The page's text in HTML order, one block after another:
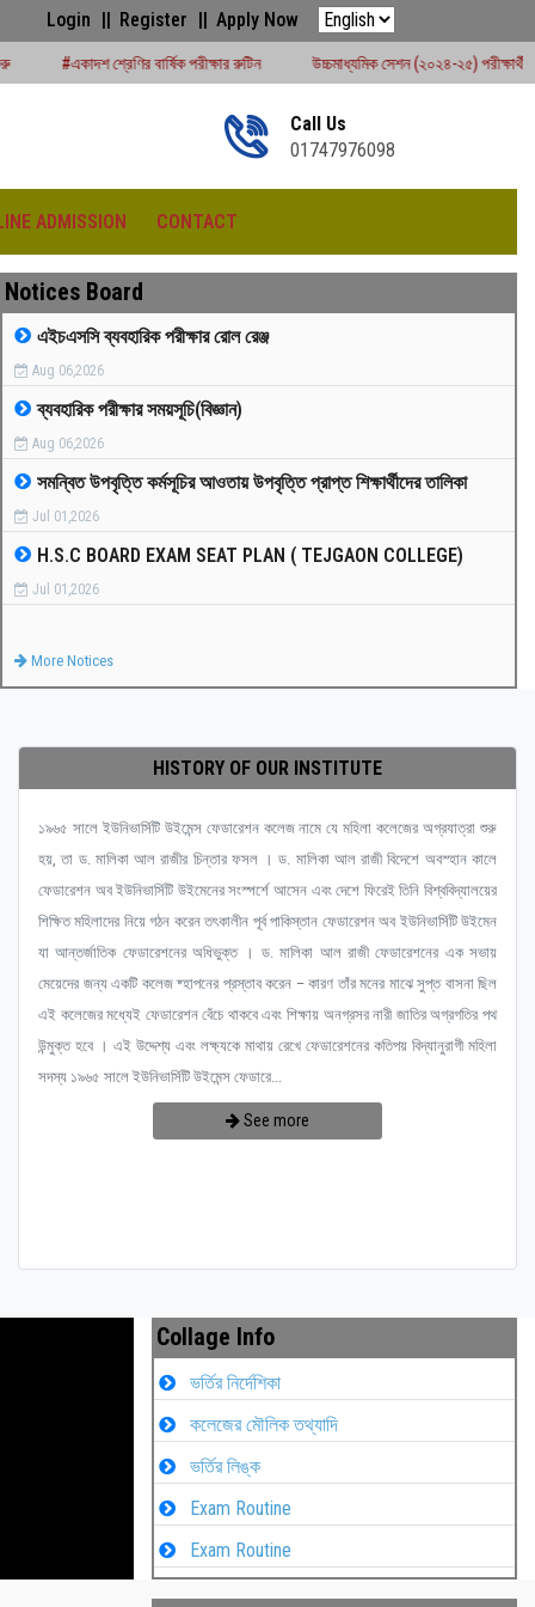
Login Register Apply Now
বার্ষিক পরীক্ষার রুটিন উচ্চমাধ্যমিক সেশন (২০২৪-২৫) পরীক্ষার্থীদের বোর্ড পরীক্ষার রুটিন -
Call Us
01747976098
ADMISSION CONTACT
প্রতিযোগিতা -২০২৫
Notices Board
এইচএসসি ব্যবহারিক পরীক্ষার রোল রেঞ্জ
Aug 06,2026
ব্যবহারিক পরীক্ষার সময়সূচি(বিজ্ঞান)
Aug 06,2026
সমন্বিত উপবৃত্তি কর্মসূচির আওতায় উপবৃত্তি প্রাপ্ত শিক্ষার্থীদের তালিকা
Jul 01,2026
H.S.C BOARD EXAM SEAT PLAN ( TEJGAON COLLEGE)
Jul 01,2026
More Notices
HISTORY OF OUR INSTITUTE
১৯৬৫ সালে ইউনিভার্সিটি উইমেন্স ফেডারেশন কলেজ নামে যে মহিলা কলেজের অগ্রযাত্রা শুরু
হয়, তা ড. মালিকা আল রাজীর চিন্তার ফসল । ড. মালিকা আল রাজী বিদেশে অবস্হান কালে
ফেডারেশন অব ইউনিভার্সিটি উইমেনের সংস্পর্শে আসেন এবং দেশে ফিরেই তিনি বিশ্ববিদ্যালয়ের
শিক্ষিত মহিলাদের নিয়ে গঠন করেন তৎকালীন পূর্ব পাকিস্তান ফেডারেশন অব ইউনিভার্সিটি উইমেন
যা আন্তর্জাতিক ফেডারেশনের অধিভুক্ত । ড. মালিকা আল রাজী ফেডারেশনের এক সভায়
মেয়েদের জন্য একটি কলেজ ষ্হাপনের প্রস্তাব করেন – কারণ তাঁর মনের মাঝে সুপ্ত বাসনা ছিল
এই কলেজের মধ্যেই ফেডারেশন বেঁচে থাকবে এবং শিক্ষায় অনগ্রসর নারী জাতির অগ্রগতির পথ
উন্মুক্ত হবে । এই উদ্দেশ্য এবং লক্ষ্যকে মাথায় রেখে ফেডারেশনের কতিপয় বিদ্যানুরাগী মহিলা
সদস্য ১৯৬৫ সালে ইউনিভার্সিটি উইমেন্স ফেডারে...
See more
Collage Info
ভর্তির নির্দেশিকা
কলেজের মৌলিক তথ্যাদি
ভর্তির লিঙ্ক
Exam Routine
Exam Routine